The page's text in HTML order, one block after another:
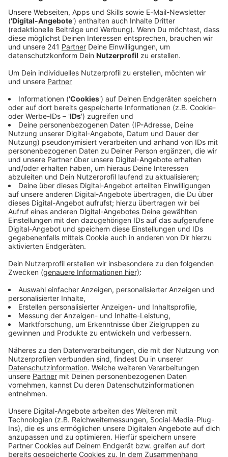
geschafft. Das Foto ist aktuell im Landtag in
Düsseldorf zu sehen. Dort werden noch bis Januar
die NRW-Pressefotos des Jahres ausgestellt, die
sollen das Jahr Revue passieren lassen.
Bild-Motiv
Anzeige
Das Bild wurde im Mai dieses Jahrs von Fotograf
Hesham Elsherif aufgenommen und zeigt Alonso in der
Nordkurve, der sich von den Bayer 04-Fans
verabschiedet. Insgesamt gab es über 230
Einreichungen – 30 davon sind jetzt Teil der aktuellen
Ausstellung.Alle Fotos findet ihr hier.
Anzeige
Weitere Meldungen aus unserer Stadt
Anzeige
Veranstalter ziehen Bilanz zu Leverkusener
Weihnachtsmärkten
Leverkusen: Zeugensuche nach Unfall auf Willy-Brand-
Ring
Leverkusen: Steigende Nachfrage für das
Fahrradparkhaus